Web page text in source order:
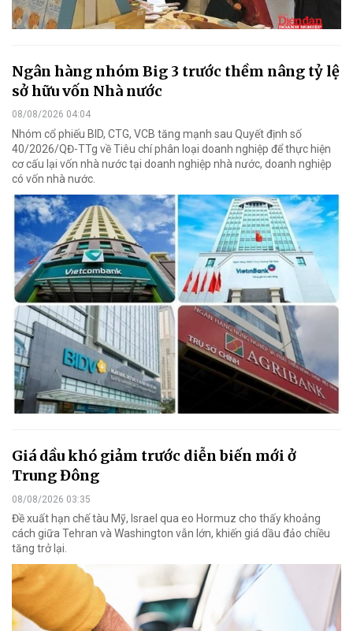
Ngân hàng nhóm Big 3 trước thềm nâng tỷ lệ
sở hữu vốn Nhà nước
08/08/2026 04:04
Nhóm cổ phiếu BID, CTG, VCB tăng mạnh sau Quyết định số
40/2026/QĐ-TTg về Tiêu chí phân loại doanh nghiệp để thực hiện
cơ cấu lại vốn nhà nước tại doanh nghiệp nhà nước, doanh nghiệp
có vốn nhà nước.
Giá dầu khó giảm trước diễn biến mới ở
Trung Đông
08/08/2026 03:35
Đề xuất hạn chế tàu Mỹ, Israel qua eo Hormuz cho thấy khoảng
cách giữa Tehran và Washington vẫn lớn, khiến giá dầu đảo chiều
tăng trở lại.